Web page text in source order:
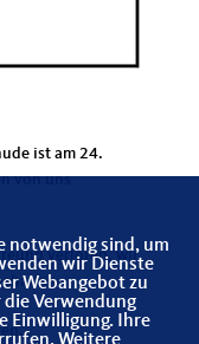
ist am 24.
von uns
verloren, wir
notwendig sind, um
wir Dienste
Webangebot zu
Verwendung
Einwilligung. Ihre
Weitere